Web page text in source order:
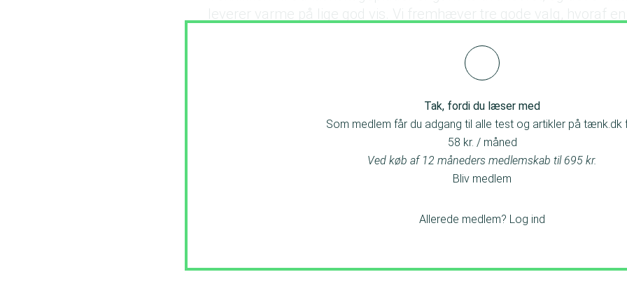
leverer varme på lige god vis. Vi fremhæver tre gode valg, hvoraf en
Tak, fordi du læser med
Som medlem får du adgang til alle test og artikler på tænk.dk
58 kr. / måned
Ved køb af 12 måneders medlemskab til 695 kr.
Bliv medlem
Allerede medlem? Log ind